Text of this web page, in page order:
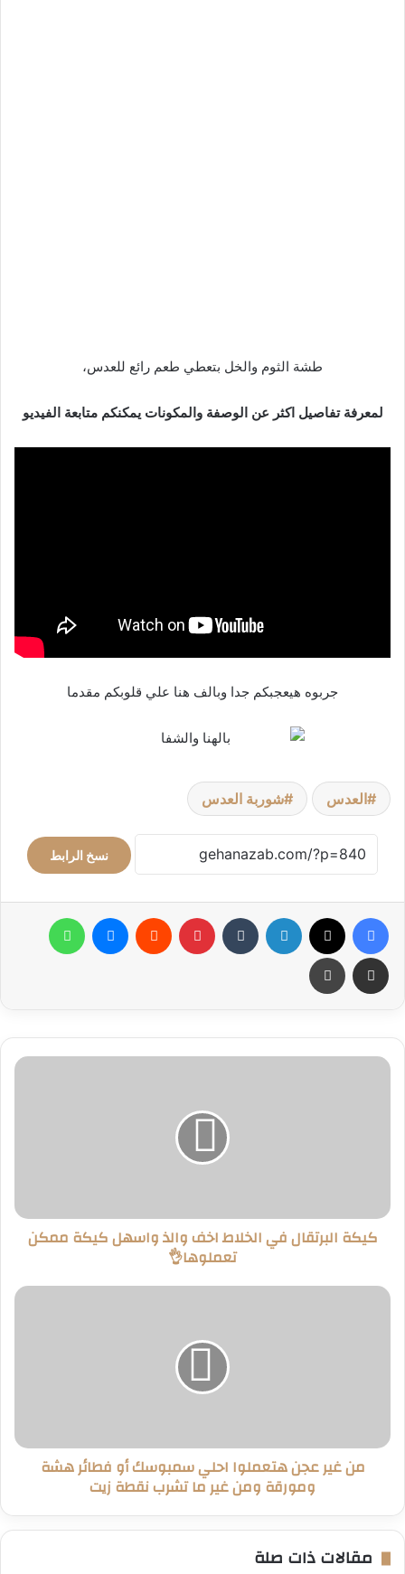
طشة الثوم والخل بتعطي طعم رائع للعدس،
لمعرفة تفاصيل اكثر عن الوصفة والمكونات يمكنكم متابعة الفيديو
جربوه هيعجبكم جدا وبالف هنا علي قلوبكم مقدما
العدس شوربة العدس
نسخ الرابط
فيسبوك لينكدإن بينتيريست ماسنجر
مشاركة عبر البريد طباعة
كيكة
ممكن
تعملوها
كيكة البرتقال في الخلاط اخف والذ واسهل كيكة ممكن
تعملوها👌
من
هشة
ومورقة
نقطة
من غير عجن هتعملوا احلي سمبوسك أو فطائر هشة
ومورقة ومن غير ما تشرب نقطة زيت
مقالات ذات صلة